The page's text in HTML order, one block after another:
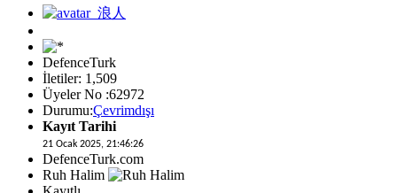
DefenceTurk
İletiler: 1,509
Üyeler No :62972
Durumu:Çevrimdışı
Kayıt Tarihi
21 Ocak 2025, 21:46:26
DefenceTurk.com
Ruh Halim